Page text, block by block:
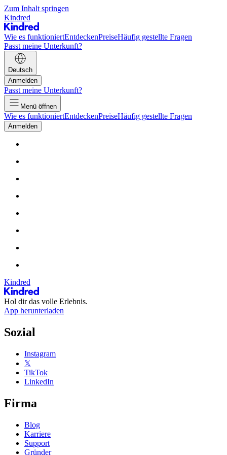
Zum Inhalt springen
Kindred
Wie es funktioniertEntdeckenPreiseHäufig gestellte Fragen
Passt meine Unterkunft?
Deutsch
Anmelden
Passt meine Unterkunft?
Menü öffnen
Wie es funktioniertEntdeckenPreiseHäufig gestellte Fragen
Anmelden
Kindred
Hol dir das volle Erlebnis.
App herunterladen
Sozial
Instagram
𝕏
TikTok
LinkedIn
Firma
Blog
Karriere
Support
Gründer